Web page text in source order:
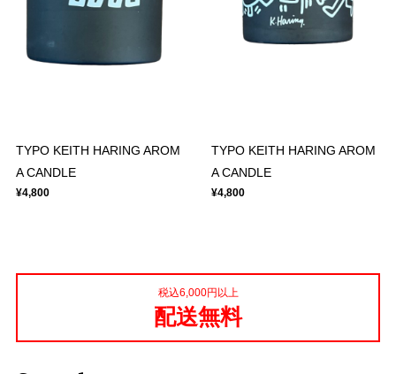
TYPO KEITH HARING AROM
A CANDLE
¥4,800
TYPO KEITH HARING AROM
A CANDLE
¥4,800
税込6,000円以上
配送無料